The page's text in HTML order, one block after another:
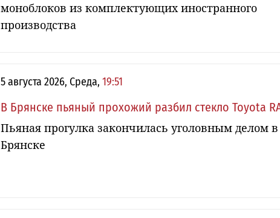
моноблоков из комплектующих иностранного
производства
5 августа 2026, Среда, 19:51
В Брянске пьяный прохожий разбил стекло Toyota
Пьяная прогулка закончилась уголовным делом в
Брянске